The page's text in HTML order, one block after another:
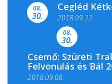
Színes és
Csemői Községi
08.
30.
Cegléd
2018.09.22.
08.
30.
Csemő: Szüreti
Felvonulás és Bál
2018.09.08.